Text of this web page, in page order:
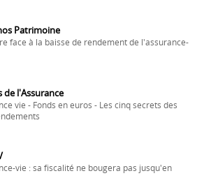
Patrimoine
face à la baisse de rendement de l'assurance-
de l'Assurance
vie - Fonds en euros - Les cinq secrets des
vie : sa fiscalité ne bougera pas jusqu'en